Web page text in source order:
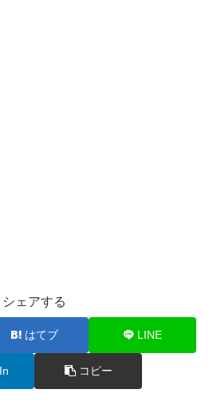
シェアする
はてブ LINE
コピー